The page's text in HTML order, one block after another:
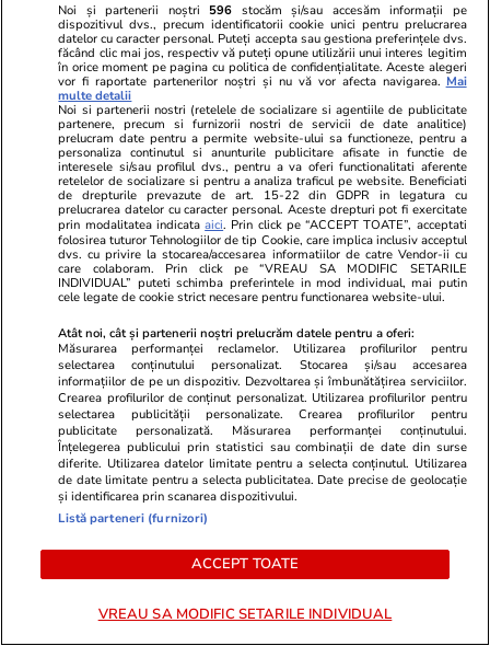
Horoscop 09 aug.
Horoscop 10 august 2026. Berbecii este bine
să evite semnarea unor documente
importante, inițierea unor contracte sau
colaborări
Știri Externe 09 aug.
Locul unde este înmormântată Brigitte Bardot:
„Merita mausoleu, e legendă. Dar așa a vrut
ea”
Știri România 09 aug.
Cum se vede Dunărea din avion, de la 7.000
de metri înălțime, în apropiere de Călărași
Știri România
2026. Numerele câștigătoare extrase
duminică
Noi și partenerii noștri 596 stocăm și/sau accesăm informații pe
dispozitivul dvs., precum identificatorii cookie unici pentru prelucrarea
datelor cu caracter personal. Puteți accepta sau gestiona preferințele dvs.
făcând clic mai jos, respectiv vă puteți opune utilizării unui interes legitim
în orice moment pe pagina cu politica de confidențialitate. Aceste alegeri
vor fi raportate partenerilor noștri și nu vă vor afecta navigarea. Mai
multe detalii
Noi si partenerii nostri (retelele de socializare si agentiile de publicitate
partenere, precum si furnizorii nostri de servicii de date analitice)
prelucram date pentru a permite website-ului sa functioneze, pentru a
personaliza continutul si anunturile publicitare afisate in functie de
interesele si/sau profilul dvs., pentru a va oferi functionalitati aferente
retelelor de socializare si pentru a analiza traficul pe website. Beneficiati
de drepturile prevazute de art. 15-22 din GDPR in legatura cu
prelucrarea datelor cu caracter personal. Aceste drepturi pot fi exercitate
prin modalitatea indicataaici. Prin click pe “ACCEPT TOATE”, acceptati
folosirea tuturor Tehnologiilor de tip Cookie, care implica inclusiv acceptul
dvs. cu privire la stocarea/accesarea informatiilor de catre Vendor-ii cu
care colaboram. Prin click pe “VREAU SA MODIFIC SETARILE
INDIVIDUAL” puteti schimba preferintele in mod individual, mai putin
cele legate de cookie strict necesare pentru functionarea website-ului.
Atât noi, cât și partenerii noștri prelucrăm datele pentru a oferi:
Măsurarea performanței reclamelor. Utilizarea profilurilor pentru
selectarea conținutului personalizat. Stocarea și/sau accesarea
informațiilor de pe un dispozitiv. Dezvoltarea și îmbunătățirea serviciilor.
Crearea profilurilor de conținut personalizat. Utilizarea profilurilor pentru
selectarea publicității personalizate. Crearea profilurilor pentru
publicitate personalizată. Măsurarea performanței conținutului.
Înțelegerea publicului prin statistici sau combinații de date din surse
diferite. Utilizarea datelor limitate pentru a selecta conținutul. Utilizarea
de date limitate pentru a selecta publicitatea. Date precise de geolocație
și identificarea prin scanarea dispozitivului.
Listă parteneri (furnizori)
ACCEPT TOATE
VREAU SA MODIFIC SETARILE INDIVIDUAL